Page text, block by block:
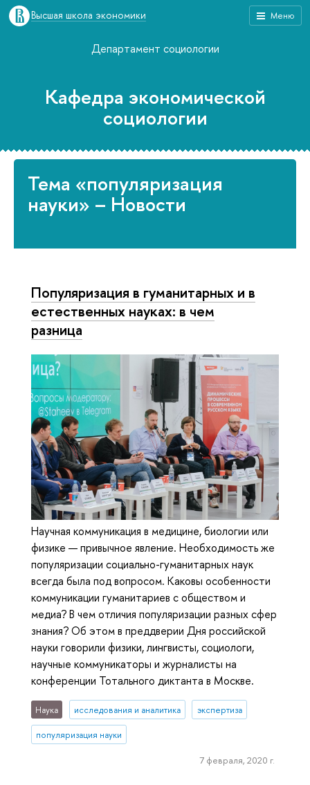
Меню
Высшая школа экономики
Департамент социологии
Кафедра экономической
социологии
Тема «популяризация
науки» – Новости
Популяризация в гуманитарных и в
естественных науках: в чем
разница
Научная коммуникация в медицине, биологии или
физике — привычное явление. Необходимость же
популяризации социально-гуманитарных наук
всегда была под вопросом. Каковы особенности
коммуникации гуманитариев с обществом и
медиа? В чем отличия популяризации разных сфер
знания? Об этом в преддверии Дня российской
науки говорили физики, лингвисты, социологи,
научные коммуникаторы и журналисты на
конференции Тотального диктанта в Москве.
Наука исследования и аналитика экспертиза
популяризация науки
7 февраля, 2020 г.